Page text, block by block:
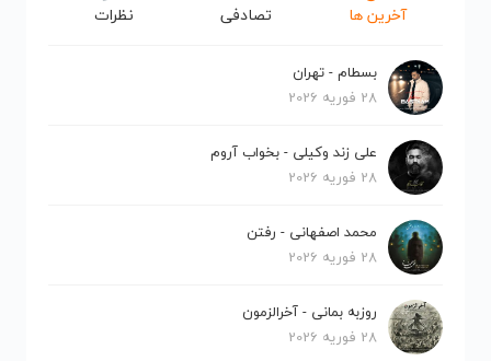
آخرین ها تصادفی نظرات
بسطام - تهران
28 فوریه 2026
علی زند وکیلی - بخواب آروم
28 فوریه 2026
محمد اصفهانی - رفتن
28 فوریه 2026
روزبه بمانی - آخرالزمون
28 فوریه 2026